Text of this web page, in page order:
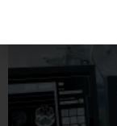
preferencias o
esperado. Por
identifica
una